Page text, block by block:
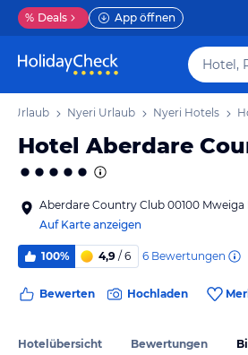
% Deals App öffnen
Urlaub Nyeri Urlaub Nyeri Hotels
Hotel Aberdare
Aberdare Country Club 00100 Mweiga
Auf Karte anzeigen
100% 4,9 / 6 6 Bewertungen
Bewerten Hochladen
Hotelübersicht Bewertungen